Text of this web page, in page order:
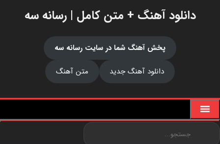
دانلود آهنگ + متن کامل | رسانه سه
پخش آهنگ شما در سایت رسانه سه
دانلود آهنگ جدید
متن آهنگ